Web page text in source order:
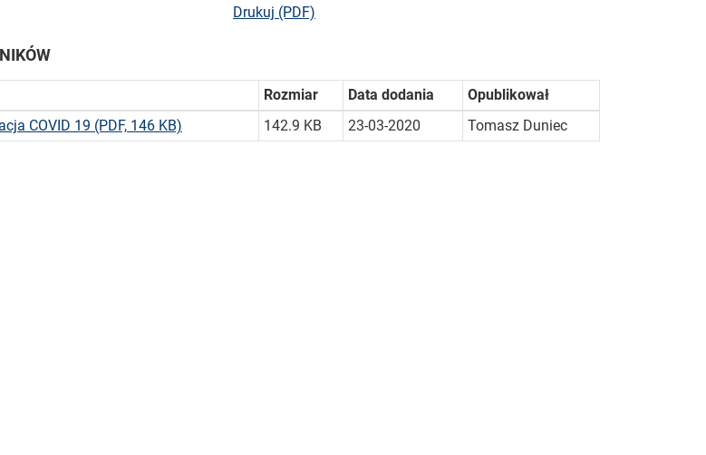
Drukuj (PDF)
Rozmiar Data dodania
Opublikował
COVID 19 (PDF, 146 KB) 142.9 KB 23-03-2020 Tomasz Duniec